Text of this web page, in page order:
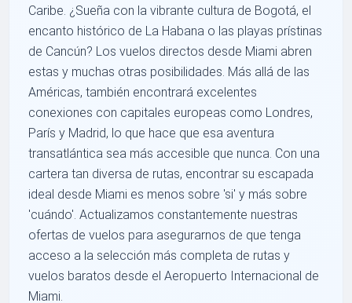
Caribe. ¿Sueña con la vibrante cultura de Bogotá, el
encanto histórico de La Habana o las playas prístinas
de Cancún? Los vuelos directos desde Miami abren
estas y muchas otras posibilidades. Más allá de las
Américas, también encontrará excelentes
conexiones con capitales europeas como Londres,
París y Madrid, lo que hace que esa aventura
transatlántica sea más accesible que nunca. Con una
cartera tan diversa de rutas, encontrar su escapada
ideal desde Miami es menos sobre 'si' y más sobre
'cuándo'. Actualizamos constantemente nuestras
ofertas de vuelos para asegurarnos de que tenga
acceso a la selección más completa de rutas y
vuelos baratos desde el Aeropuerto Internacional de
Miami.